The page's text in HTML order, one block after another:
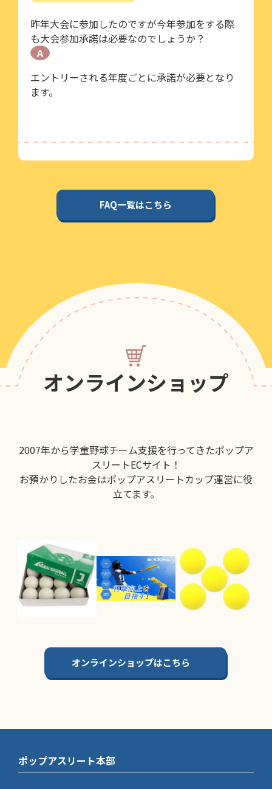
昨年大会に参加したのですが今年参加をする際
も大会参加承諾は必要なのでしょうか？
A
エントリーされる年度ごとに承諾が必要となり
ます。
FAQ一覧はこちら
オンラインショップ
2007年から学童野球チーム支援を行ってきたポップア
スリートECサイト！
お預かりしたお金はポップアスリートカップ運営に役
立てます。
オンラインショップはこちら
ポップアスリート本部